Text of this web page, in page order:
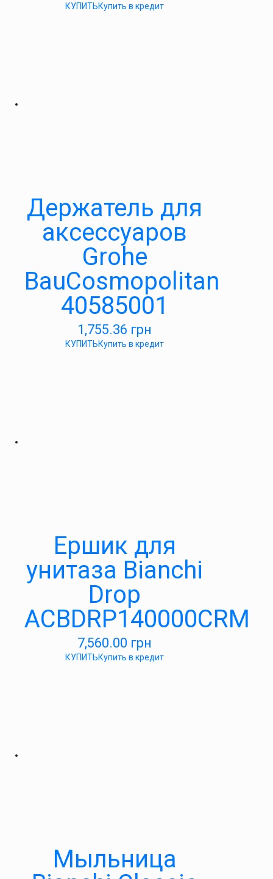
КУПИТЬКупить в кредит
Держатель для
аксессуаров
Grohe
BauCosmopolitan
40585001
1,755.36 грн
КУПИТЬКупить в кредит
Ершик для
унитаза Bianchi
Drop
ACBDRP140000CRM
7,560.00 грн
КУПИТЬКупить в кредит
Мыльница